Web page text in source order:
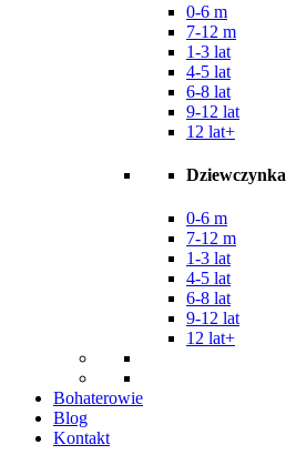
0-6 m
7-12 m
1-3 lat
4-5 lat
6-8 lat
9-12 lat
12 lat+
Dziewczynka
0-6 m
7-12 m
1-3 lat
4-5 lat
6-8 lat
9-12 lat
12 lat+
Bohaterowie
Blog
Kontakt